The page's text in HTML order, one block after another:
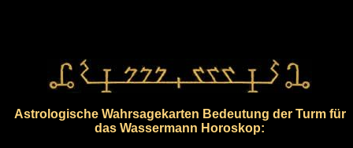
Astrologische Wahrsagekarten Bedeutung der Turm für
das Wassermann Horoskop: